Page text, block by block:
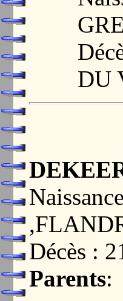
DU
Décès :
Parents: